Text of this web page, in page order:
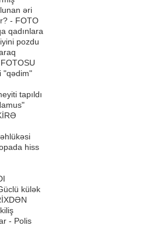
əri
- FOTO
qadınlara
pozdu
"qədim"
tapıldı
hiss
külək
- Polis